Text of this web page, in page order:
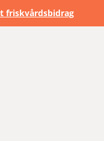
friskvårdsbidrag